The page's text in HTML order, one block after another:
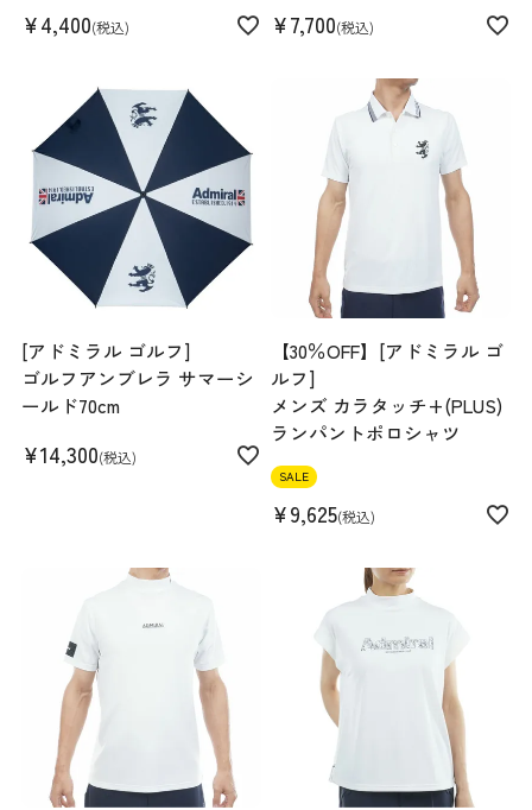
¥4,400 税込 ¥7,700 税込
[アドミラル ゴルフ]
ゴルフアンブレラ サマーシ
ールド70cm
¥14,300 税込
【30％OFF】[アドミラル ゴ
ルフ]
メンズ カラタッチ+(PLUS)
ランパントポロシャツ
SALE
¥9,625 税込